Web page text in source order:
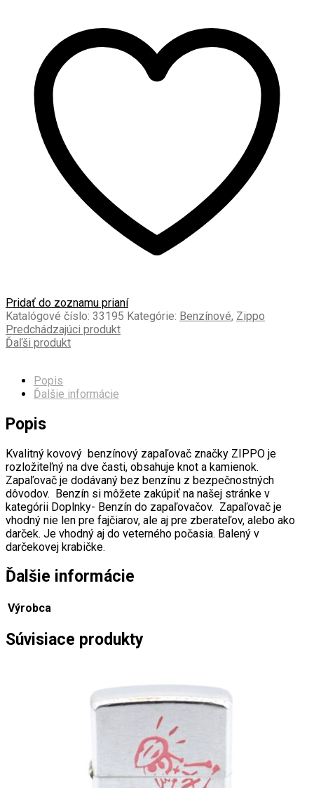
Pridať do zoznamu prianí
Katalógové číslo: 33195 Kategórie: Benzínové, Zippo
Predchádzajúci produkt
Ďaľši produkt
Popis
Ďalšie informácie
Popis
Kvalitný kovový benzínový zapaľovač značky ZIPPO je
rozložiteľný na dve časti, obsahuje knot a kamienok.
Zapaľovač je dodávaný bez benzínu z bezpečnostných
dôvodov. Benzín si môžete zakúpiť na našej stránke v
kategórii Doplnky- Benzín do zapaľovačov. Zapaľovač je
vhodný nie len pre fajčiarov, ale aj pre zberateľov, alebo ako
darček. Je vhodný aj do veterného počasia. Balený v
darčekovej krabičke.
Ďalšie informácie
Výrobca
Súvisiace produkty